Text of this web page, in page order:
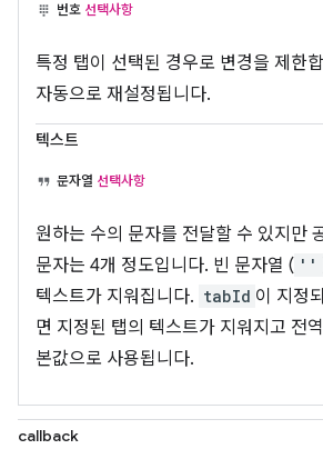
번호 선택사항
특정 탭이 선택된 경우로 변경을 제한
자동으로 재설정됩니다.
텍스트
문자열 선택사항
원하는 수의 문자를 전달할 수 있지만
문자는 4개 정도입니다. 빈 문자열 ( ''
텍스트가 지워집니다. tabId 이 지정
면 지정된 탭의 텍스트가 지워지고 전
본값으로 사용됩니다.
callback